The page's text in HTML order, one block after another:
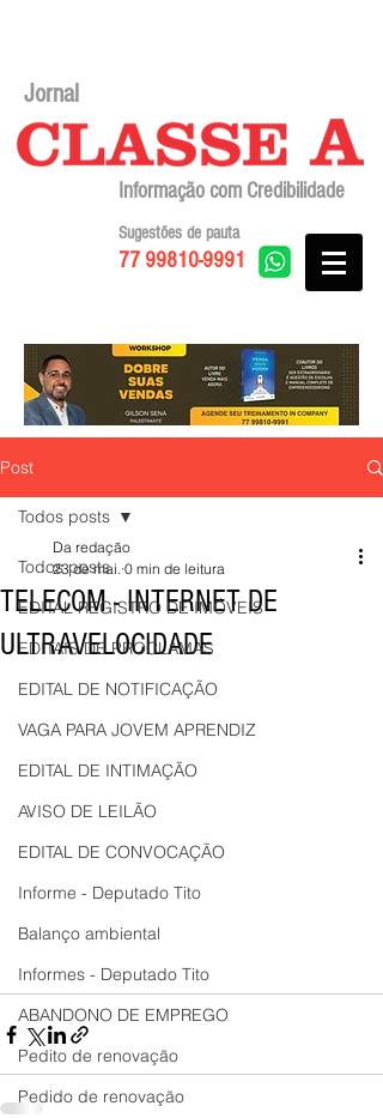
Jornal
Informação com Credibilidade
77 99810-9991
Sugestões de pauta
Post
Todos posts
EDITAL REGISTRO DE IMÓVEIS
EDITAIS DE PROCLAMAS
EDITAL DE NOTIFICAÇÃO
VAGA PARA JOVEM APRENDIZ
EDITAL DE INTIMAÇÃO
AVISO DE LEILÃO
EDITAL DE CONVOCAÇÃO
Informe - Deputado Tito
Balanço ambiental
Informes - Deputado Tito
ABANDONO DE EMPREGO
Pedito de renovação
Pedido de renovação
Todos posts
TELECOM - INTERNET DE
ULTRAVELOCIDADE
Da redação
23 de mai. 0 min de leitura